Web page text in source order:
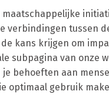
verbindingen tussen
kans krijgen om
subpagina van onze
behoeften aan
optimaal gebruik